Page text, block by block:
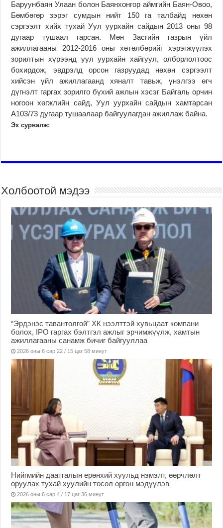
Баруунбаян Улаан болон Баянхонгор аймгийн Баян-Овоо,
Бөмбөгөр зэрэг сумдын нийт 150 га талбайд нөхөн
сэргээлт хийх тухай Уул уурхайн сайдын 2013 оны 98
дугаар тушаал гарсан. Мөн Засгийн газрын үйл
ажиллагааны 2012-2016 оны хөтөлбөрийг хэрэгжүүлэх
зорилтын хүрээнд уул уурхайн хайгуул, олборлолтоос
бохирдож, эвдрэлд орсон газруудад нөхөн сэргээлт
хийсэн үйл ажиллагаанд хяналт тавьж, үнэлгээ өгч
дүгнэлт гаргах зорилго бүхий ажлын хэсэг Байгаль орчин
ногоон хөгжлийн сайд, Уул уурхайн сайдын хамтарсан
А103/73 дугаар тушаалаар байгуулагдан ажиллаж байна.
Эх сурвалж:
Холбоотой мэдээ
“Эрдэнэс тавантолгой” ХК нээлттэй хувьцаат компани
болох, IPO гаргах бэлтгэл ажлыг эрчимжүүлж, хамтын
ажиллагааны санамж бичиг байгууллаа
2026 оны 6 сар 22 / 15 цаг 58 минут
Нийгмийн даатгалын ерөнхий хуульд нэмэлт, өөрчлөлт
оруулах тухай хуулийн төсөл өргөн мэдүүлэв
2026 оны 6 сар 4 / 17 цаг 36 минут